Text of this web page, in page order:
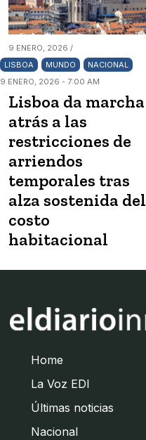
9 ENERO, 2026 /
LISBOA
MUNDO
NACIONAL
9 ENERO, 2026 - 7:00 AM
Lisboa da marcha
atrás a las
restricciones de
arriendos
temporales tras
alza sostenida del
costo
habitacional
Home
La Voz EDI
Últimas noticias
Nacional